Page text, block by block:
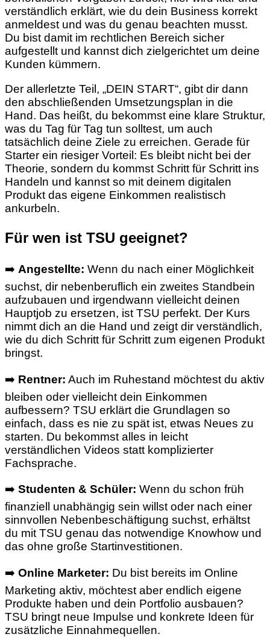
verständlich erklärt, wie du dein Business korrekt
anmeldest und was du genau beachten musst.
Du bist damit im rechtlichen Bereich sicher
aufgestellt und kannst dich zielgerichtet um deine
Kunden kümmern.
Der allerletzte Teil, „DEIN START“, gibt dir dann
den abschließenden Umsetzungsplan in die
Hand. Das heißt, du bekommst eine klare Struktur,
was du Tag für Tag tun solltest, um auch
tatsächlich deine Ziele zu erreichen. Gerade für
Starter ein riesiger Vorteil: Es bleibt nicht bei der
Theorie, sondern du kommst Schritt für Schritt ins
Handeln und kannst so mit deinem digitalen
Produkt das eigene Einkommen realistisch
ankurbeln.
Für wen ist TSU geeignet?
➡️ Angestellte: Wenn du nach einer Möglichkeit
suchst, dir nebenberuflich ein zweites Standbein
aufzubauen und irgendwann vielleicht deinen
Hauptjob zu ersetzen, ist TSU perfekt. Der Kurs
nimmt dich an die Hand und zeigt dir verständlich,
wie du dich Schritt für Schritt zum eigenen Produkt
bringst.
➡️ Rentner: Auch im Ruhestand möchtest du aktiv
bleiben oder vielleicht dein Einkommen
aufbessern? TSU erklärt die Grundlagen so
einfach, dass es nie zu spät ist, etwas Neues zu
starten. Du bekommst alles in leicht
verständlichen Videos statt komplizierter
Fachsprache.
➡️ Studenten & Schüler: Wenn du schon früh
finanziell unabhängig sein willst oder nach einer
sinnvollen Nebenbeschäftigung suchst, erhältst
du mit TSU genau das notwendige Knowhow und
das ohne große Startinvestitionen.
➡️ Online Marketer: Du bist bereits im Online
Marketing aktiv, möchtest aber endlich eigene
Produkte haben und dein Portfolio ausbauen?
TSU bringt neue Impulse und konkrete Ideen für
zusätzliche Einnahmequellen.